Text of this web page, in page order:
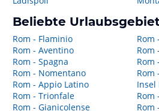
Beliebte
Rom - Flaminio
Rom - Aventino
Rom - Spagna
Rom - Nomentano
Rom - Appio Latino
Rom - Trionfale
Rom - Gianicolense
Rom
Rom
Rom
Rom
Insel
Rom
Rom